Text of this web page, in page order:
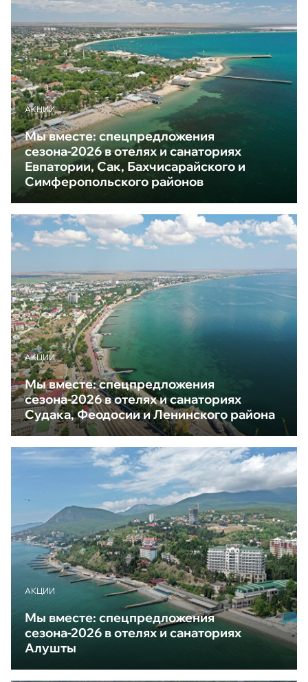
АКЦИИ
Мы вместе: спецпредложения
сезона-2026 в отелях и санаториях
Евпатории, Сак, Бахчисарайского и
Симферопольского районов
АКЦИИ
Мы вместе: спецпредложения
сезона-2026 в отелях и санаториях
Судака, Феодосии и Ленинского района
АКЦИИ
Мы вместе: спецпредложения
сезона-2026 в отелях и санаториях
Алушты